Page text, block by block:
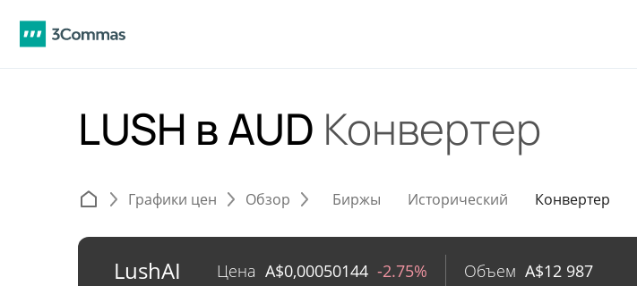
LUSH в AUD Конвертер
Графики цен Обзор Биржы Исторический Конвертер
LushAI Цена A$0,00050144 -2.75% Объем A$12 987